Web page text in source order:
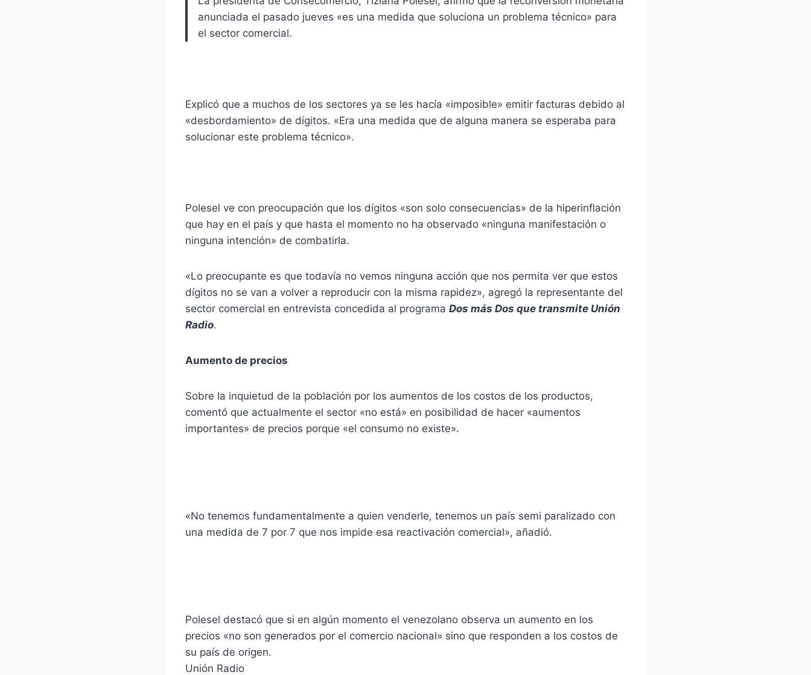
anunciada el pasado jueves «es una medida que soluciona un problema técnico» para
el sector comercial.
Explicó que a muchos de los sectores ya se les hacía «imposible» emitir facturas debido al
«desbordamiento» de dígitos. «Era una medida que de alguna manera se esperaba para
solucionar este problema técnico».
Polesel ve con preocupación que los dígitos «son solo consecuencias» de la hiperinflación
que hay en el país y que hasta el momento no ha observado «ninguna manifestación o
ninguna intención» de combatirla.
«Lo preocupante es que todavía no vemos ninguna acción que nos permita ver que estos
dígitos no se van a volver a reproducir con la misma rapidez», agregó la representante del
sector comercial en entrevista concedida al programa Dos más Dos que transmite Unión
Radio.
Aumento de precios
Sobre la inquietud de la población por los aumentos de los costos de los productos,
comentó que actualmente el sector «no está» en posibilidad de hacer «aumentos
importantes» de precios porque «el consumo no existe».
«No tenemos fundamentalmente a quien venderle, tenemos un país semi paralizado con
una medida de 7 por 7 que nos impide esa reactivación comercial», añadió.
Polesel destacó que si en algún momento el venezolano observa un aumento en los
precios «no son generados por el comercio nacional» sino que responden a los costos de
su país de origen.
Unión Radio